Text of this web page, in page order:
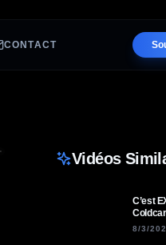
CONTACT
Vidéos
C’est
8/3/